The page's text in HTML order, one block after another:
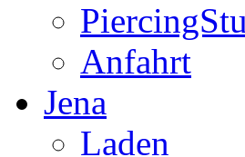
Anfahrt
Jena
Laden